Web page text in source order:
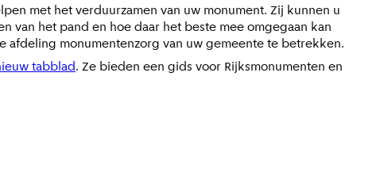
met het verduurzamen van uw monument. Zij kunnen u
van het pand en hoe daar het beste mee omgegaan kan
monumentenzorg van uw gemeente te betrekken.
tabblad. Ze bieden een gids voor Rijksmonumenten en